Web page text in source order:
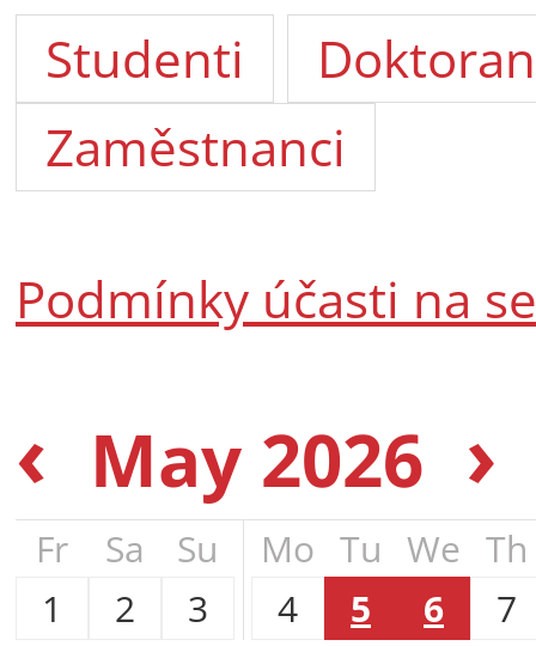
Studenti
Zaměstnanci
Podmínky účasti na
‹ May 2026 ›
Fr Sa
Su
1
2 3
Mo Tu We Th
4
5 6
7